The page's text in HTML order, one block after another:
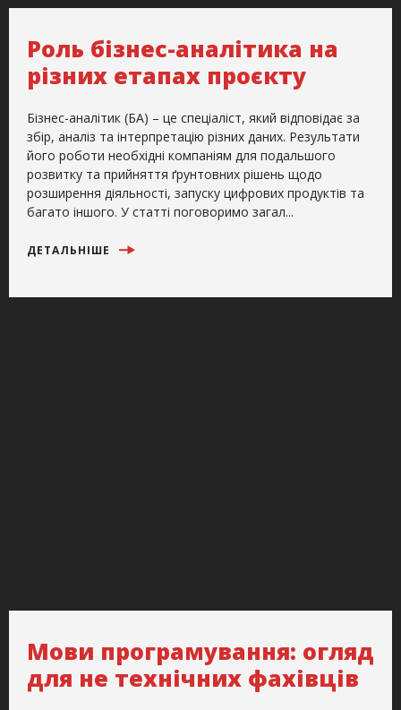
Роль бізнес-аналітика на
різних етапах проєкту
Бізнес-аналітик (БА) – це спеціаліст, який відповідає за
збір, аналіз та інтерпретацію різних даних. Результати
його роботи необхідні компаніям для подальшого
розвитку та прийняття ґрунтовних рішень щодо
розширення діяльності, запуску цифрових продуктів та
багато іншого. У статті поговоримо загал...
ДЕТАЛЬНІШЕ
Мови програмування: огляд
для не технічних фахівців